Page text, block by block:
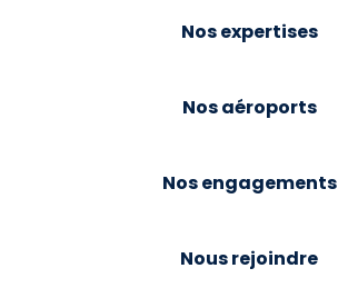
Nos expertises
Nos aéroports
Nos engagements
Nous rejoindre